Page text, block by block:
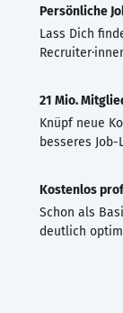
Persönliche
Lass Dich
21 Mio.
Knüpf neue
besseres Job-
Kostenlos
Schon als
deutlich